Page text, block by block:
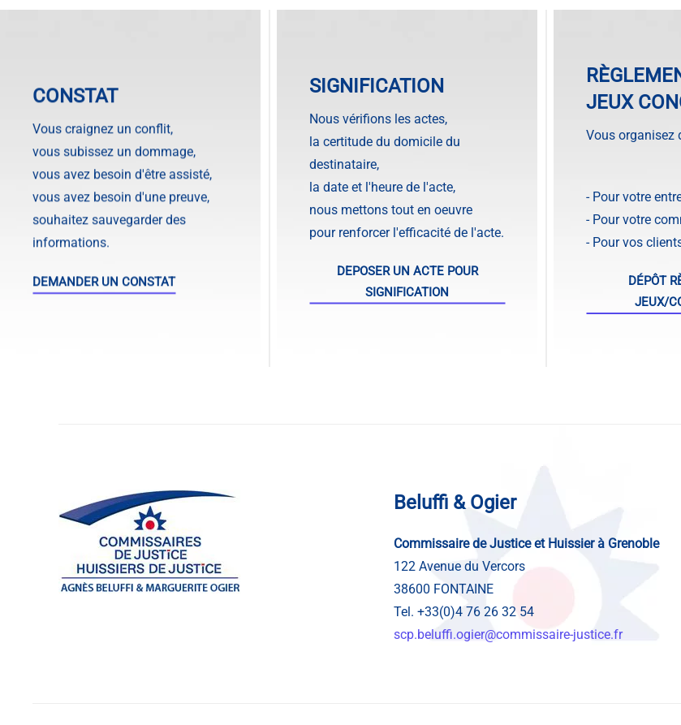
CONSTAT
Vous craignez un conflit,
vous subissez un dommage,
vous avez besoin d'être assisté,
vous avez besoin d'une preuve,
souhaitez sauvegarder des
informations.
DEMANDER UN CONSTAT
SIGNIFICATION
Nous vérifions les actes,
la certitude du domicile du
destinataire,
la date et l'heure de l'acte,
nous mettons tout en oeuvre
pour renforcer l'efficacité de l'acte.
DEPOSER UN ACTE POUR
SIGNIFICATION
JEUX
Vous organisez
- Pour votre
- Pour votre
- Pour vos
DÉPÔT
JEUX/
Beluffi & Ogier
Commissaire de Justice et Huissier à Grenoble
122 Avenue du Vercors
38600 FONTAINE
Tel. +33(0)4 76 26 32 54
scp.beluffi.ogier@commissaire-justice.fr